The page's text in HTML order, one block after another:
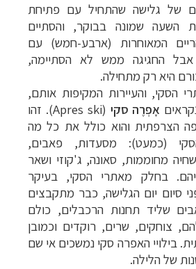
של גלישה שהתחיל עם פתיחת
השעה שמונה בבוקר, והסתיים
המאוחרות (ארבע-חמש) עם
אבל החגיגה ממש לא הסתיימה,
היא רק מתחילה.
הסקי, והעיירות המקיפות אותם,
אָפְרֶה סקי (
Apres ski). זהו
הצרפתית והוא כולל את כל מה
(כמעט): מסעדות, פאבים,
מחוממות, סאונה, ג'קוזי ושאר
בחלק מאתרי הסקי, בעיקר
סיום יום הגלישה, כבר מתקבצים
שליד תחנות הרכבלים, כולם
צוחקים, שרים, רוקדים וכמובן
בילויי האפרה סקי נמשכים אי שם
של הלילה.